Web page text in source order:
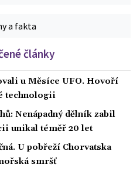
a fakta
články
u Měsíce UFO. Hovoří
technologii
Nenápadný dělník zabil
unikal téměř 20 let
U pobřeží Chorvatska
smršť